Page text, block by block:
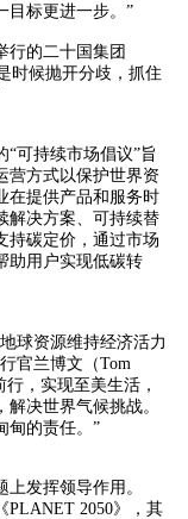
目标更进一步。”
行的二十国集团
时候抛开分歧，抓住
“可持续市场倡议”旨
营方式以保护世界资
在提供产品和服务时
解决方案、可持续替
持碳定价，通过市场
助用户实现低碳转
球资源维持经济活力
官兰博文（Tom
，实现至美生活，
决世界气候挑战。
甸的责任。”
发挥领导作用。
PLANET 2050》，其